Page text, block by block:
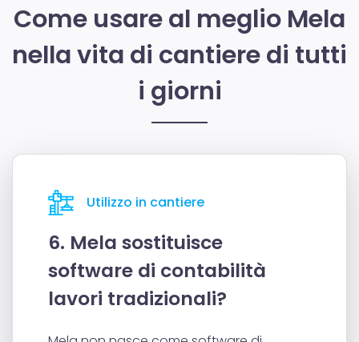
Come usare al meglio Mela
nella vita di cantiere di tutti
i giorni
Utilizzo in cantiere
6. Mela sostituisce
software di contabilità
lavori tradizionali?